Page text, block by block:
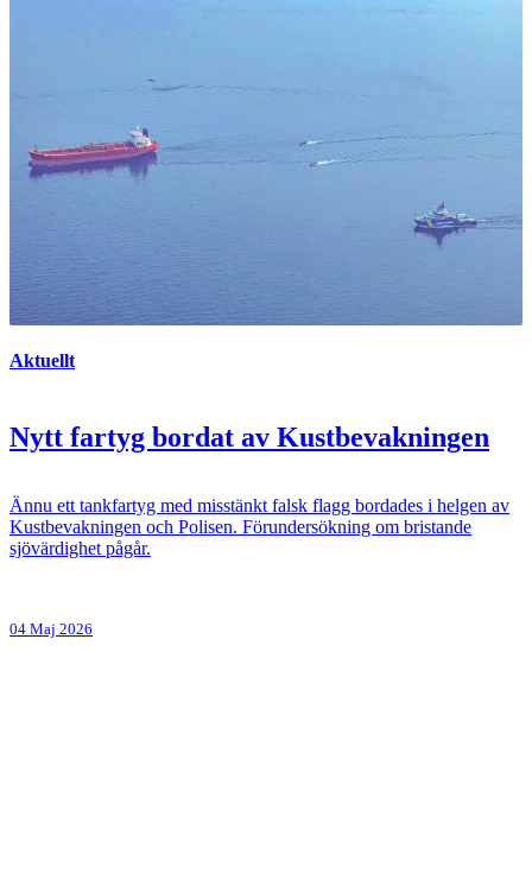
Aktuellt
Nytt fartyg bordat av Kustbevakningen
Ännu ett tankfartyg med misstänkt falsk flagg bordades i helgen av
Kustbevakningen och Polisen. Förundersökning om bristande
sjövärdighet pågår.
04 Maj 2026